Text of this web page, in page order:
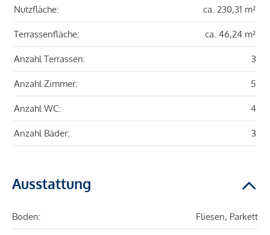
Nutzfläche: ca. 230,31 m²
Terrassenfläche: ca. 46,24 m²
Anzahl Terrassen: 3
Anzahl Zimmer: 5
Anzahl WC: 4
Anzahl Bäder: 3
Ausstattung
Boden: Fliesen, Parkett